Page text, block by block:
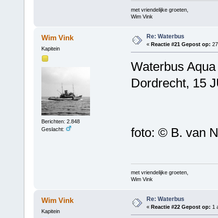
met vriendelijke groeten,
Wim Vink
Wim Vink
Kapitein
Berichten: 2.848
Geslacht:
Re: Waterbus
« Reactie #21 Gepost op:
Waterbus
Dordrecht, 15
foto: © B. van
met vriendelijke groeten,
Wim Vink
Wim Vink
Kapitein
Re: Waterbus
« Reactie #22 Gepost op: 1